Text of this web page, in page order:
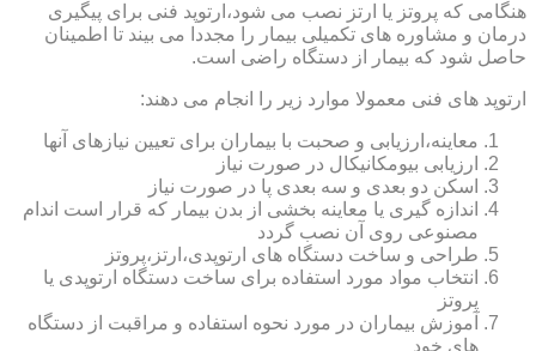
هنگامی که پروتز یا ارتز نصب می شود،ارتوپد فنی برای پیگیری
درمان و مشاوره های تکمیلی بیمار را مجددا می بیند تا اطمینان
حاصل شود که بیمار از دستگاه راضی است.
ارتوپد های فنی معمولا موارد زیر را انجام می دهند:
معاینه،ارزیابی و صحبت با بیماران برای تعیین نیازهای آنها
ارزیابی بیومکانیکال در صورت نیاز
اسکن دو بعدی و سه بعدی پا در صورت نیاز
اندازه گیری یا معاینه بخشی از بدن بیمار که قرار است اندام
مصنوعی روی آن نصب گردد
طراحی و ساخت دستگاه های ارتوپدی،ارتز،پروتز
انتخاب مواد مورد استفاده برای ساخت دستگاه ارتوپدی یا
پروتز
آموزش بیماران در مورد نحوه استفاده و مراقبت از دستگاه
های خود